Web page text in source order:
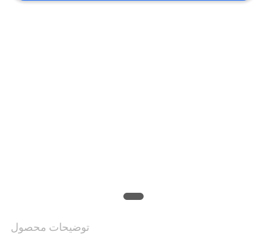
توضیحات محصول